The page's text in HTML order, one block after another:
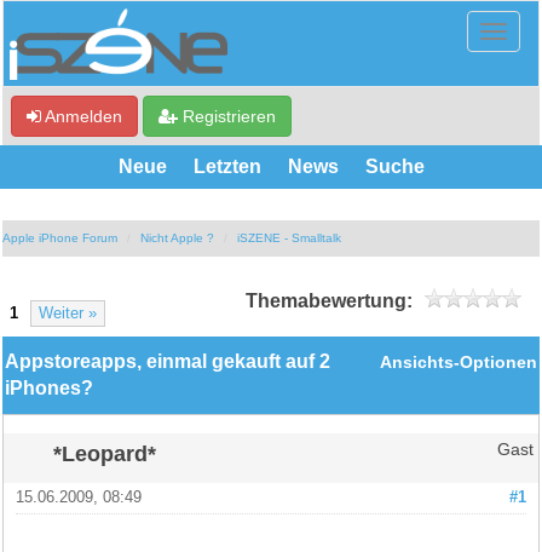
Anmelden Registrieren
Neue Letzten News Suche
Apple iPhone Forum Nicht Apple ? iSZENE - Smalltalk
1 Weiter »
Themabewertung:
Ansichts-Optionen
Appstoreapps, einmal gekauft auf 2
iPhones?
*Leopard* Gast
#1
15.06.2009, 08:49